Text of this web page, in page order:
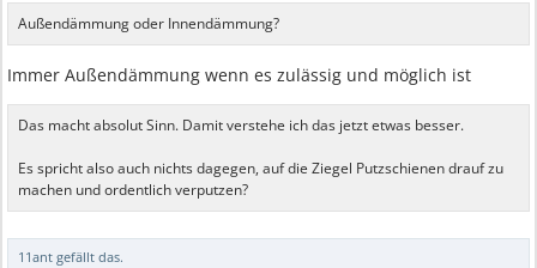
Außendämmung oder Innendämmung?
Immer Außendämmung wenn es zulässig und möglich ist
Das macht absolut Sinn. Damit verstehe ich das jetzt etwas besser.
Es spricht also auch nichts dagegen, auf die Ziegel Putzschienen drauf zu
machen und ordentlich verputzen?
11ant gefällt das.